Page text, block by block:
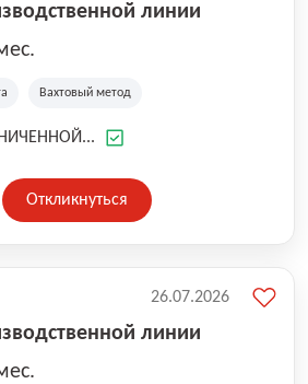
линии
Вахтовый метод
Откликнуться
линии
26.07.2026